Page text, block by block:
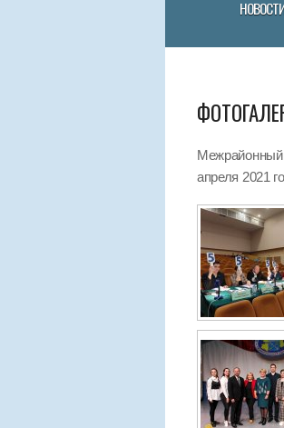
Межрайонный
апреля 2021